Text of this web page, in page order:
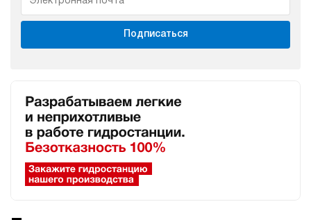
Подписаться